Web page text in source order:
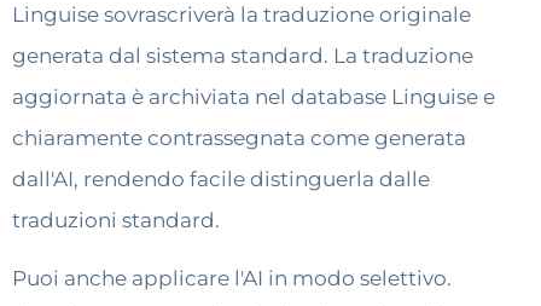
Linguise sovrascriverà la traduzione originale
generata dal sistema standard. La traduzione
aggiornata è archiviata nel database Linguise e
chiaramente contrassegnata come generata
dall'AI, rendendo facile distinguerla dalle
traduzioni standard.
Puoi anche applicare l'AI in modo selettivo.